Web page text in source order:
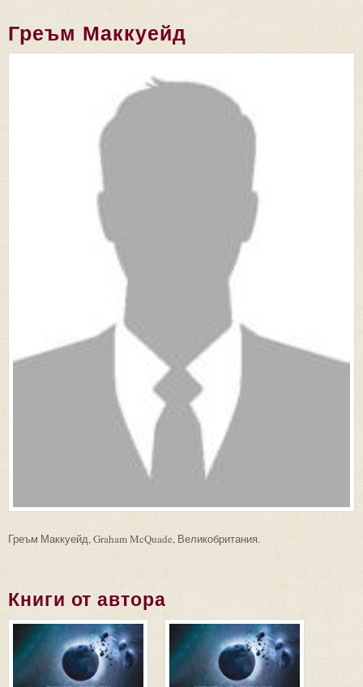
Греъм Маккуейд
Греъм Маккуейд, Graham McQuade, Великобритания.
Книги от автора